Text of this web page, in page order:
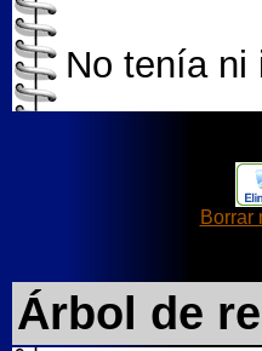
No tenía ni
Borrar
Árbol de